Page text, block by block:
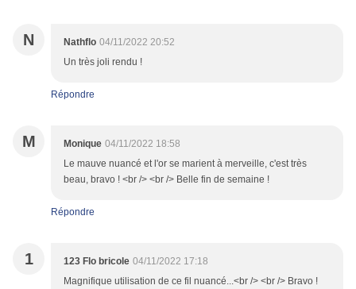
N Nathflo 04/11/2022 20:52
Un très joli rendu !
Répondre
M Monique 04/11/2022 18:58
Le mauve nuancé et l'or se marient à merveille, c'est très
beau, bravo ! <br /> <br /> Belle fin de semaine !
Répondre
1 123 Flo bricole 04/11/2022 17:18
Magnifique utilisation de ce fil nuancé...<br /> <br /> Bravo !